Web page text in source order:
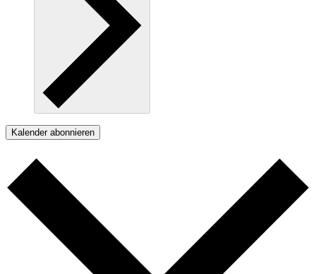
Kalender abonnieren